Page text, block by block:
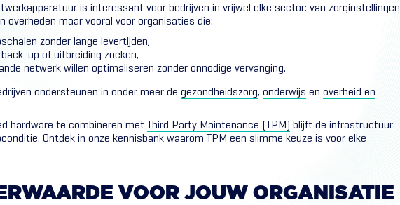
is interessant voor bedrijven in vrijwel elke sector: van zorginstellingen
overheden maar vooral voor organisaties die:
zonder lange levertijden,
up of uitbreiding zoeken,
netwerk willen optimaliseren zonder onnodige vervanging.
ondersteunen in onder meer de gezondheidszorg, onderwijs en overheid en
hardware te combineren metThird Party Maintenance (TPM) blijft de infrastructuur
Ontdek in onze kennisbank waaromTPM een slimme keuze is voor elke
VOOR JOUW ORGANISATIE